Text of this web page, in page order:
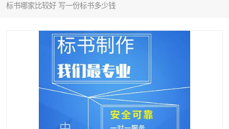
标书哪家比较好 写一份标书多少钱
东莞代写标书公司
深圳代写标书公司 广州代写标书公司